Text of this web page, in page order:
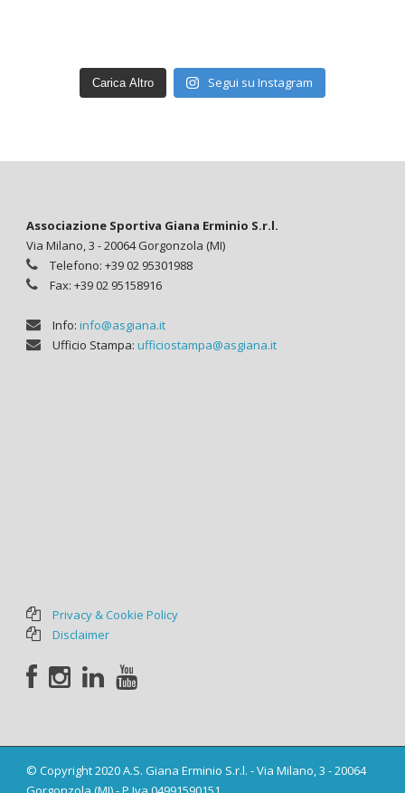
Carica Altro Segui su Instagram
Associazione Sportiva Giana Erminio S.r.l.
Via Milano, 3 - 20064 Gorgonzola (MI)
Telefono: +39 02 95301988
Fax: +39 02 95158916
Info: info@asgiana.it
Ufficio Stampa: ufficiostampa@asgiana.it
Privacy & Cookie Policy
Disclaimer
© Copyright 2020 A.S. Giana Erminio S.r.l. - Via Milano, 3 - 20064